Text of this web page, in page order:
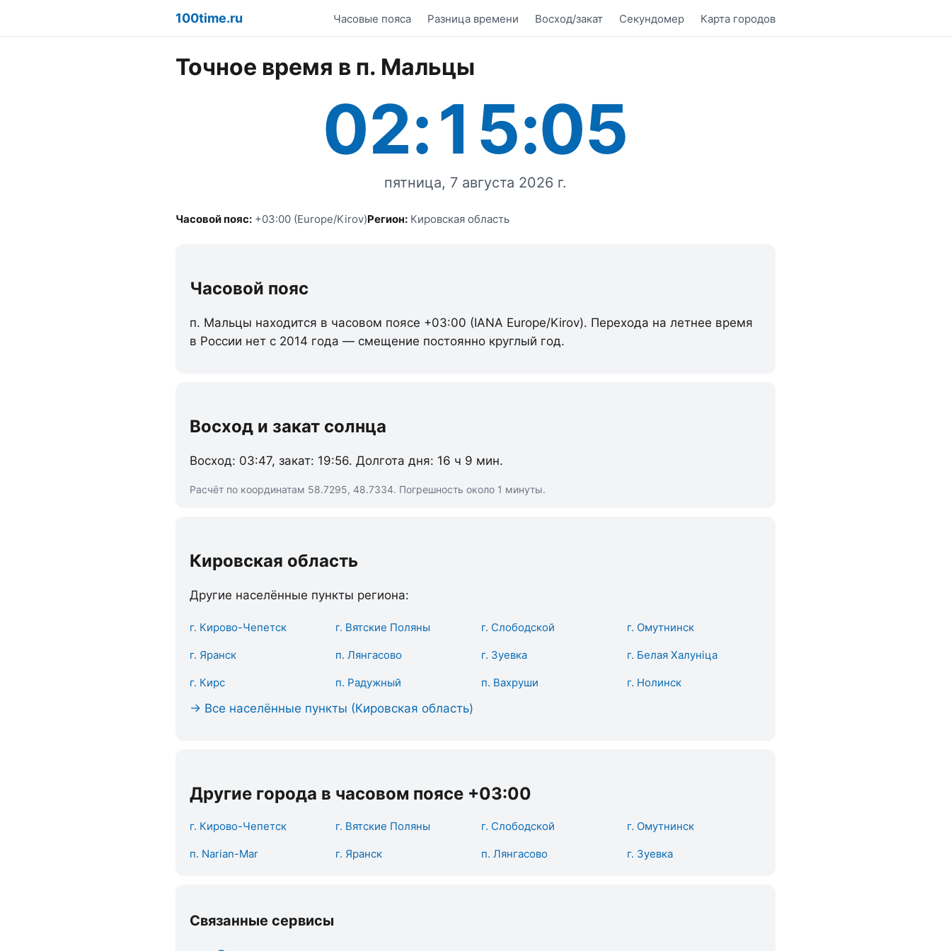
100time.ru Часовые пояса Разница времени Восход/закат Секундомер Карта городов
Точное время в п. Мальцы
02:15:05
пятница, 7 августа 2026 г.
Часовой пояс: +03:00 (Europe/Kirov)Регион: Кировская область
Часовой пояс
п. Мальцы находится в часовом поясе +03:00 (IANA Europe/Kirov). Перехода на летнее время
в России нет с 2014 года — смещение постоянно круглый год.
Восход и закат солнца
Восход: 03:47, закат: 19:56. Долгота дня: 16 ч 9 мин.
Расчёт по координатам 58.7295, 48.7334. Погрешность около 1 минуты.
Кировская область
Другие населённые пункты региона:
г. Кирово-Чепетск г. Вятские Поляны г. Слободской г. Омутнинск
г. Яранск п. Лянгасово г. Зуевка г. Белая Халуніца
г. Кирс п. Радужный п. Вахруши г. Нолинск
→ Все населённые пункты (Кировская область)
Другие города в часовом поясе +03:00
г. Кирово-Чепетск г. Вятские Поляны г. Слободской г. Омутнинск
п. Narian-Mar г. Яранск п. Лянгасово г. Зуевка
Связанные сервисы